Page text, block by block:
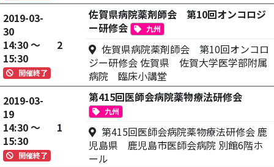
2019-03-
30
14:30 ～
15:30
開催終了
2
佐賀県病院薬剤師会 第10回オンコロジ
ー研修会
九州
佐賀県病院薬剤師会 第10回オンコロ
ジー研修会 佐賀県 佐賀大学医学部附属
病院 臨床小講堂
2019-03-
19
14:30 ～
15:30
開催終了
1
第415回医師会病院薬物療法研修会
九州
第415回医師会病院薬物療法研修会 鹿
児島県 鹿児島市医師会病院 別館6階ホ
ール